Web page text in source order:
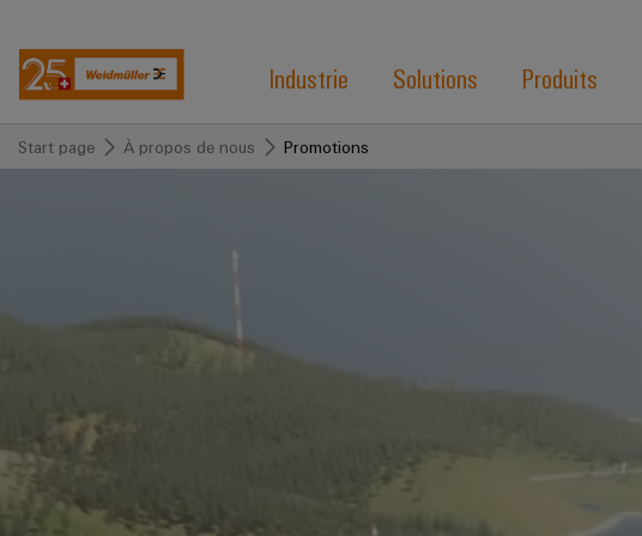
Industrie Solutions Produits
Start page À propos de nous Promotions